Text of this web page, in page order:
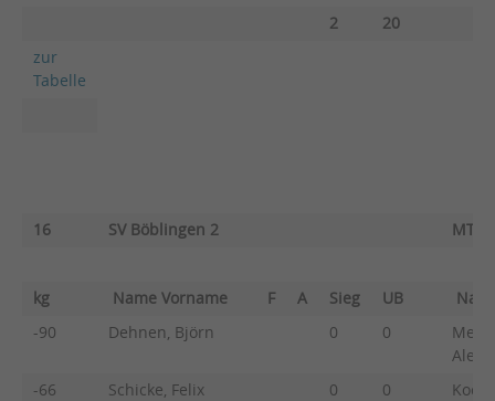
2
20
zur
Tabelle
16 SV Böblingen 2 MTV
kg Name Vorname F A Sieg UB
-90
Dehnen, Björn 0 0
-66
Schicke, Felix 0 0